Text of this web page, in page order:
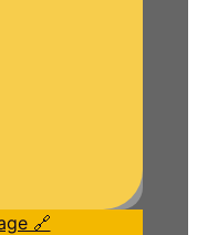
🔗